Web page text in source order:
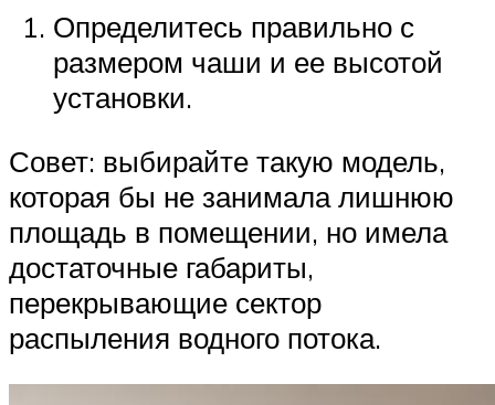
Определитесь правильно с
размером чаши и ее высотой
установки.
Совет: выбирайте такую модель,
которая бы не занимала лишнюю
площадь в помещении, но имела
достаточные габариты,
перекрывающие сектор
распыления водного потока.